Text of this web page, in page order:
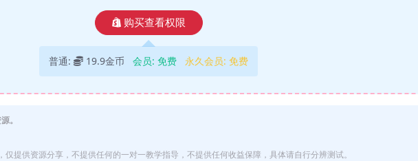
购买查看权限
普通: 19.9金币 会员: 免费 永久会员: 免费
。
提供资源分享，不提供任何的一对一教学指导，不提供任何收益保障，具体请自行分辨测试。